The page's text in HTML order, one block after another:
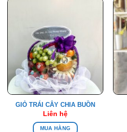
GIỎ TRÁI CÂY CHIA BUỒN
Liên hệ
MUA HÀNG